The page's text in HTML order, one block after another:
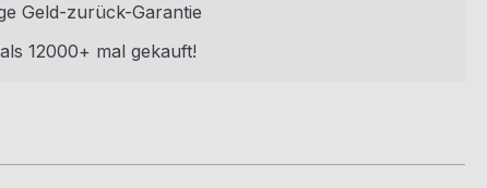
Geld-zurück-Garantie
12000+ mal gekauft!